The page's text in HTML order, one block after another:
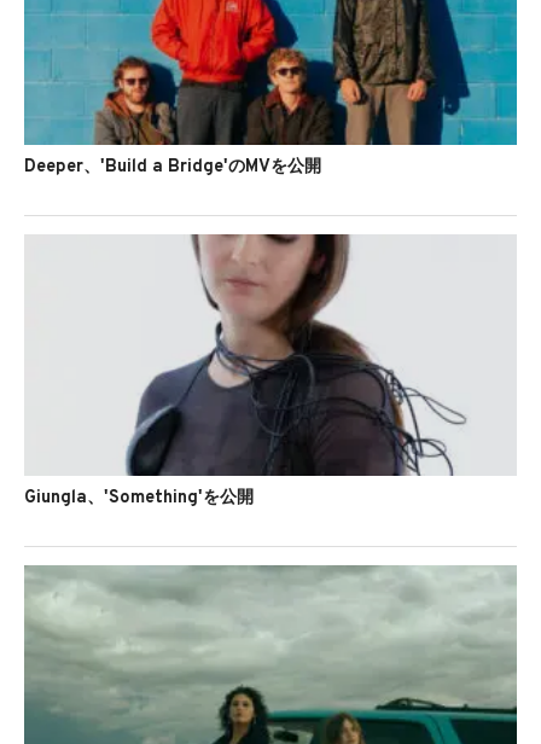
Deeper、'Build a Bridge'のMVを公開
Giungla、'Something'を公開